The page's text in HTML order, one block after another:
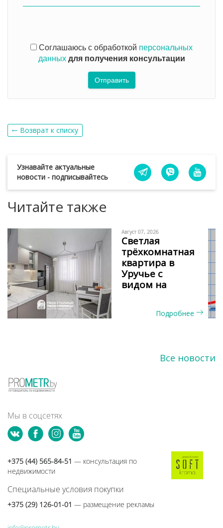
Соглашаюсь с обработкой персональных
данных для получения консультации
Отправить
Возврат к списку
Узнавайте актуальные
новости - подписывайтесь
Читайте также
Август 07, 2026
Светлая
трёхкомнатная
квартира в
Уручье с
видом на
две стороны
Подробнее
Все новости
Мы в соцсетях
+375 (44) 565-84-51 — консультация по
недвижимости
Специальные условия покупки
+375 (29) 126-01-01 — размещение рекламы